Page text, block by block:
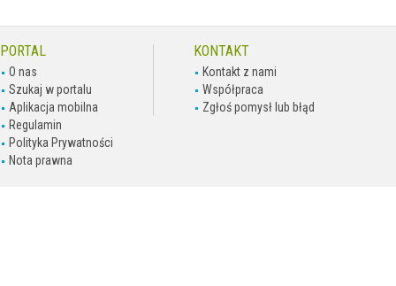
PORTAL
O nas
Szukaj w portalu
Aplikacja mobilna
Regulamin
Polityka Prywatności
Nota prawna
KONTAKT
Kontakt z nami
Współpraca
Zgłoś pomysł lub błąd